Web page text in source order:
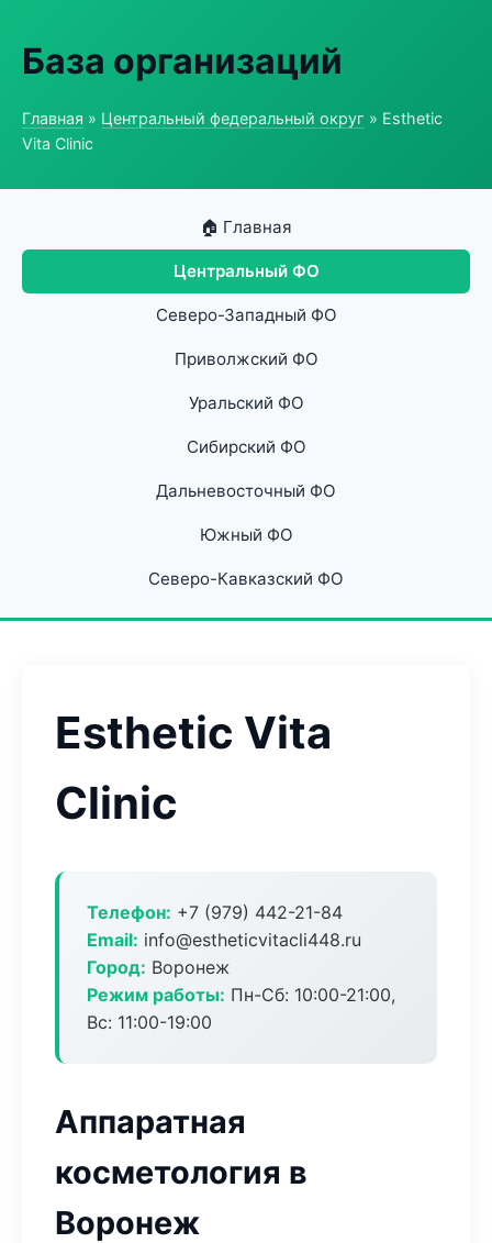
База организаций
Главная » Центральный федеральный округ » Esthetic
Vita Clinic
🏠 Главная
Центральный ФО
Северо-Западный ФО
Приволжский ФО
Уральский ФО
Сибирский ФО
Дальневосточный ФО
Южный ФО
Северо-Кавказский ФО
Esthetic Vita
Clinic
Телефон: +7 (979) 442-21-84
Email: info@estheticvitacli448.ru
Город: Воронеж
Режим работы: Пн-Сб: 10:00-21:00,
Вс: 11:00-19:00
Аппаратная
косметология в
Воронеж